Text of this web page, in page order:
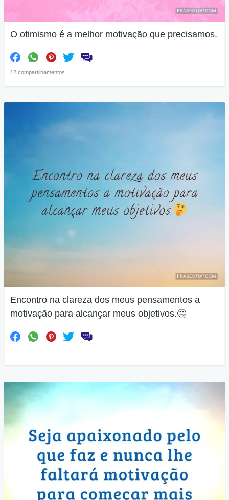
O otimismo é a melhor motivação que precisamos.
12 compartilhamentos
Encontro na clareza dos meus pensamentos a
motivação para alcançar meus objetivos.🤔